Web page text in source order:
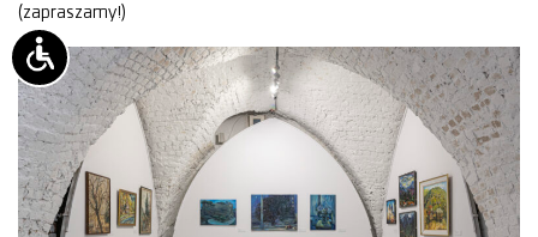
(zapraszamy!)